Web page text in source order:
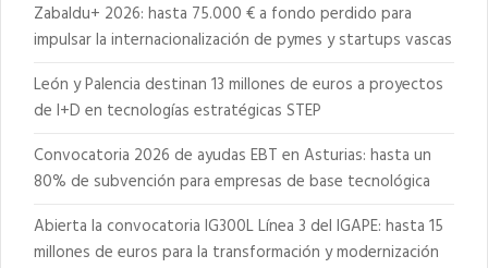
Zabaldu+ 2026: hasta 75.000 € a fondo perdido para
impulsar la internacionalización de pymes y startups vascas
León y Palencia destinan 13 millones de euros a proyectos
de I+D en tecnologías estratégicas STEP
Convocatoria 2026 de ayudas EBT en Asturias: hasta un
80% de subvención para empresas de base tecnológica
Abierta la convocatoria IG300L Línea 3 del IGAPE: hasta 15
millones de euros para la transformación y modernización